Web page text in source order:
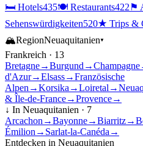
🛏 Hotels435🍽 Restaurants422⚑
Sehenswürdigkeiten520★ Trips &
🏔RegionNeuaquitanien▾
Frankreich · 13
Bretagne→Burgund →Champagne
d'Azur→Elsass→Französische
Alpen →Korsika →Loiretal →
& Île-de-France→Provence→
↓ In Neuaquitanien · 7
Arcachon →Bayonne→Biarritz→
Émilion → Sarlat-la-Canéda →
Entdecken in Neuaquitanien